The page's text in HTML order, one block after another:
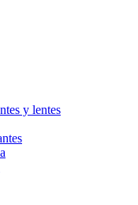
y lentes